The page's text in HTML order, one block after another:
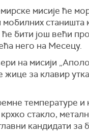
мисије ће
станишта
бити још већи
него на Месецу.
на мисији
жице за клавир
температуре и
крхко стакло,
кандидати